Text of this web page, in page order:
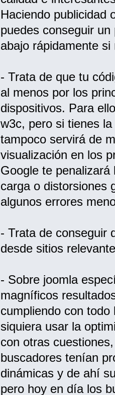
Haciendo publicidad
puedes conseguir
abajo rápidamente
- Trata de que tu
al menos por los
dispositivos. Para
w3c, pero si tienes
tampoco servirá de
visualización en los
Google te
carga o distorsiones
algunos errores
- Trata de conseguir
desde sitios
- Sobre joomla
magníficos
cumpliendo con
siquiera usar la
con otras
buscadores tenían
dinámicas y de ahí
pero hoy en día los